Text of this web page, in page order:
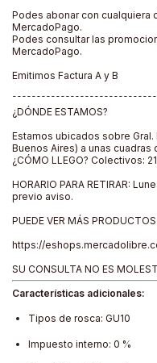
Podes abonar con cualquiera
MercadoPago.
Podes consultar las
MercadoPago.
Emitimos Factura A y B
¿DÓNDE ESTAMOS?
Estamos ubicados sobre
Buenos Aires) a unas cuadras
¿CÓMO LLEGO? Colectivos:
HORARIO PARA RETIRAR:
previo aviso.
PUEDE VER MÁS
https://
SU CONSULTA NO ES
Características adicionales:
Tipos de rosca: GU10
Impuesto interno: 0 %